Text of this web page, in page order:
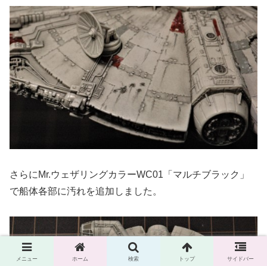
さらにMr.ウェザリングカラーWC01「マルチブラック」
で船体各部に汚れを追加しました。
メニュー ホーム 検索 トップ サイドバー